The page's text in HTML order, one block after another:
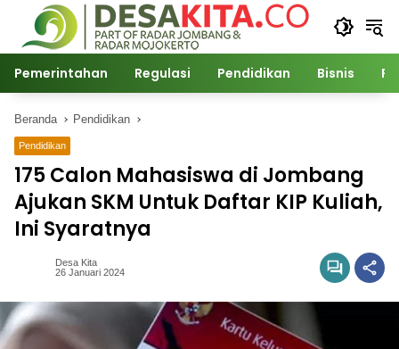
Langsung
konten
Pemerintahan Regulasi Pendidikan Bisnis
Beranda Pendidikan
Pendidikan
175 Calon Mahasiswa di Jombang
Ajukan SKM Untuk Daftar KIP Kuliah,
Ini Syaratnya
Desa Kita
26 Januari 2024